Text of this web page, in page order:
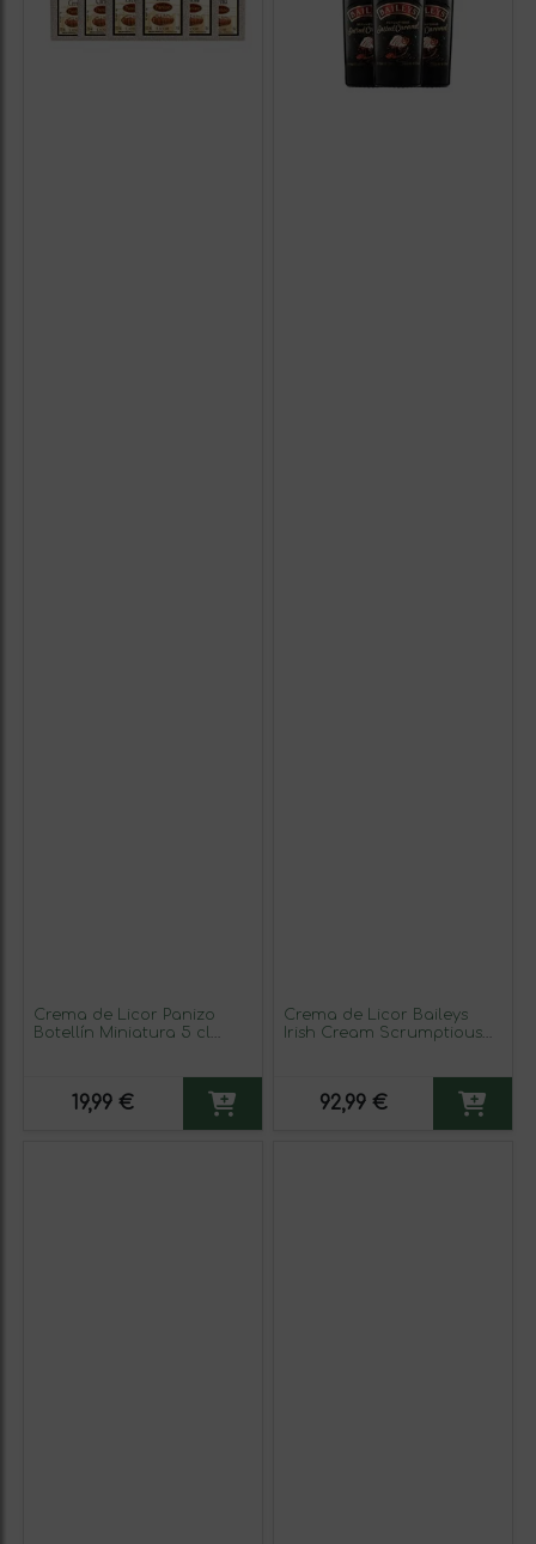
Crema de Licor Panizo
Botellín Miniatura 5 cl
19,99 €
Crema de Licor Baileys
Irish Cream Scrumptious
92,99 €